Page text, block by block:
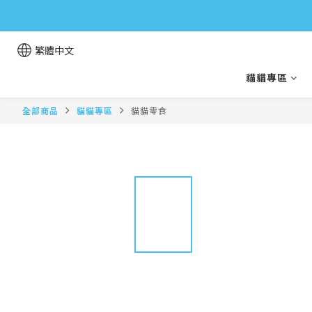
繁體中文
貓貓專區
全部商品 貓貓專區 貓貓零食